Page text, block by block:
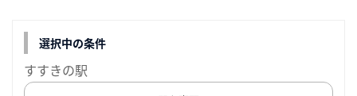
選択中の条件
すすきの駅